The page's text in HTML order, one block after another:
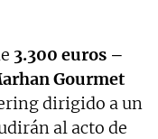
3.300 euros –
Gourmet
dirigido a un
al acto de